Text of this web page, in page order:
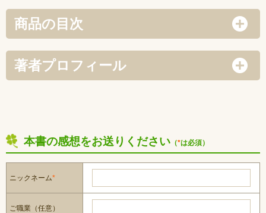
商品の目次
著者プロフィール
本書の感想をお送りください （*は必須）
ニックネーム*
ご職業（任意）